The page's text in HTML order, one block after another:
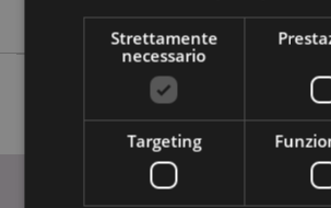
Strettamente
necessario
Targeting